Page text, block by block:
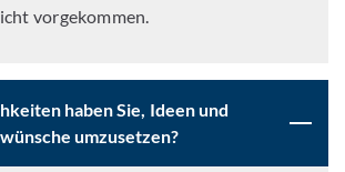
vorgekommen.
haben Sie, Ideen und
umzusetzen?